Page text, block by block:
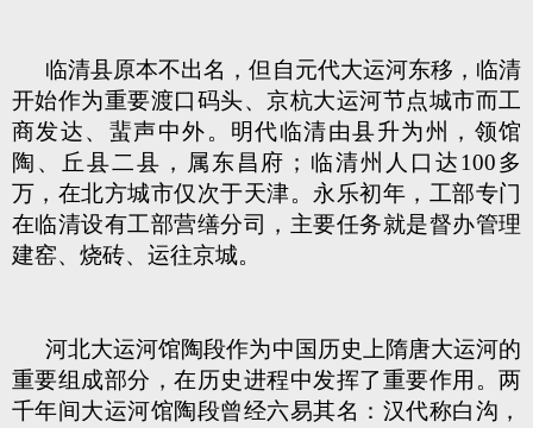
临清县原本不出名，但自元代大运河东移，临清
开始作为重要渡口码头、京杭大运河节点城市而工
商发达、蜚声中外。明代临清由县升为州，领馆
陶、丘县二县，属东昌府；临清州人口达100多
万，在北方城市仅次于天津。永乐初年，工部专门
在临清设有工部营缮分司，主要任务就是督办管理
建窑、烧砖、运往京城。
河北大运河馆陶段作为中国历史上隋唐大运河的
重要组成部分，在历史进程中发挥了重要作用。两
千年间大运河馆陶段曾经六易其名：汉代称白沟，